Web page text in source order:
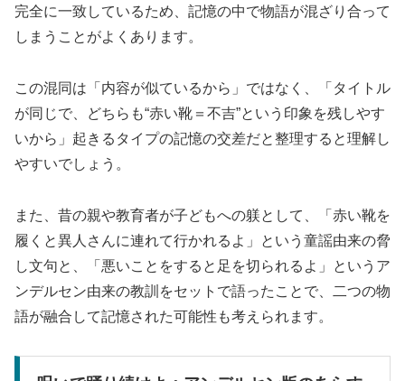
完全に一致しているため、記憶の中で物語が混ざり合って
しまうことがよくあります。
この混同は「内容が似ているから」ではなく、「タイトル
が同じで、どちらも“赤い靴＝不吉”という印象を残しやす
いから」起きるタイプの記憶の交差だと整理すると理解し
やすいでしょう。
また、昔の親や教育者が子どもへの躾として、「赤い靴を
履くと異人さんに連れて行かれるよ」という童謡由来の脅
し文句と、「悪いことをすると足を切られるよ」というア
ンデルセン由来の教訓をセットで語ったことで、二つの物
語が融合して記憶された可能性も考えられます。